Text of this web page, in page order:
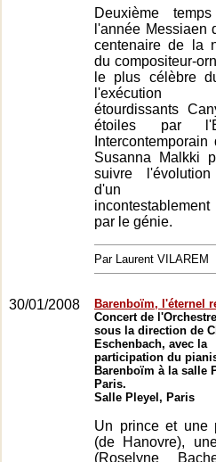
Deuxième
l'année Messiaen
centenaire de la
du compositeur-
le plus célèbre
étourdissants
étoiles par
Susanna Malkki
suivre
d'un
par le génie.
Par Laurent VILAREM
30/01/2008
Barenboïm, l'éternel
Concert de
sous la direction de
Eschenbach, avec la
participation du
Barenboïm à la salle
Paris.
Salle Pleyel, Paris
Un prince et une
(de Hanovre),
(Roselyne